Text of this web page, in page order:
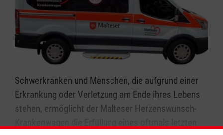
Schwerkranken und Menschen, die aufgrund einer
Erkrankung oder Verletzung am Ende ihres Lebens
stehen, ermöglicht der Malteser Herzenswunsch-